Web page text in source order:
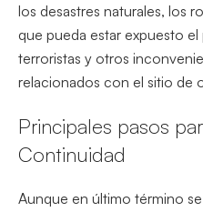
los desastres naturales, los
que pueda estar expuesto
terroristas y otros
relacionados con el sitio de
Principales pasos
Continuidad
Aunque en último término